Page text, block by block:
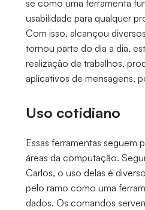
se como uma ferramenta
usabilidade para qualquer
Com isso, alcançou
tornou parte do dia a dia,
realização de trabalhos,
aplicativos de mensagens,
Uso cotidiano
Essas ferramentas seguem
áreas da computação.
Carlos, o uso delas é
pelo ramo como uma
dados. Os comandos